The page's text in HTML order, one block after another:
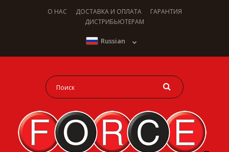
О НАС ДОСТАВКА И ОПЛАТА
ГАРАНТИЯ
ДИСТРИБЬЮТЕРАМ
Russian